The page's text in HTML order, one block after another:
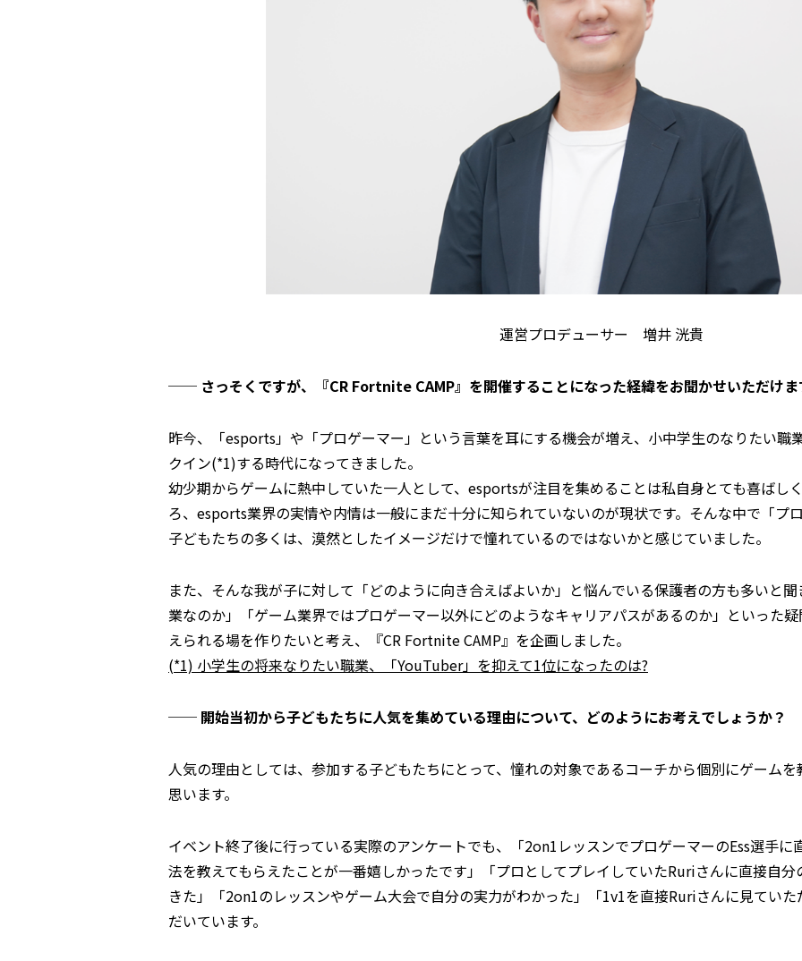
運営プロデューサー 増井 洸貴
── さっそくですが、『CR Fortnite CAMP』を開催することになった経緯をお聞かせいただけま
昨今、「esports」や「プロゲーマー」という言葉を耳にする機会が増え、小中学生のなりたい職
クイン(*1)する時代になってきました。
幼少期からゲームに熱中していた一人として、esportsが注目を集めることは私自身とても喜ばし
ろ、esports業界の実情や内情は一般にまだ十分に知られていないのが現状です。そんな中で「プ
子どもたちの多くは、漠然としたイメージだけで憧れているのではないかと感じていました。
また、そんな我が子に対して「どのように向き合えばよいか」と悩んでいる保護者の方も多いと
業なのか」「ゲーム業界ではプロゲーマー以外にどのようなキャリアパスがあるのか」といった
えられる場を作りたいと考え、『CR Fortnite CAMP』を企画しました。
(*1) 小学生の将来なりたい職業、「YouTuber」を抑えて1位になったのは?
── 開始当初から子どもたちに人気を集めている理由について、どのようにお考えでしょうか？
人気の理由としては、参加する子どもたちにとって、憧れの対象であるコーチから個別にゲーム
思います。
イベント終了後に行っている実際のアンケートでも、「2on1レッスンでプロゲーマーのEss選手
法を教えてもらえたことが一番嬉しかったです」「プロとしてプレイしていたRuriさんに直接自
きた」「2on1のレッスンやゲーム大会で自分の実力がわかった」「1v1を直接Ruriさんに見てい
だいています。